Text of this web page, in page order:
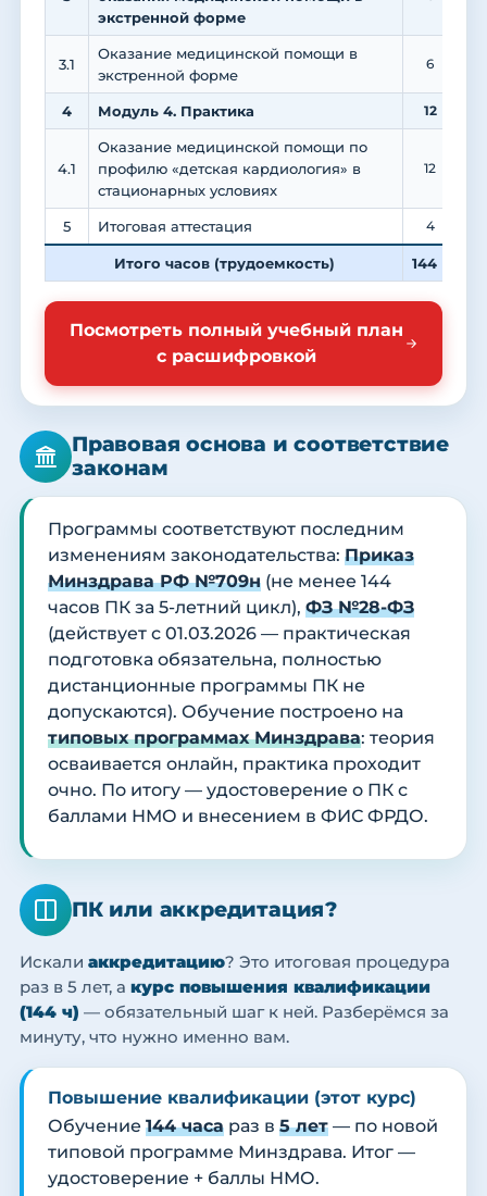
экстренной форме
3.1
Оказание медицинской помощи в
экстренной форме
6
4 Модуль 4. Практика 12
4.1
Оказание медицинской помощи по
профилю «детская кардиология» в
стационарных условиях
12
5 Итоговая аттестация 4
Итого часов (трудоемкость) 144
Посмотреть полный учебный план
с расшифровкой
Правовая основа и соответствие
законам
Программы соответствуют последним
изменениям законодательства: Приказ
Минздрава РФ №709н (не менее 144
часов ПК за 5-летний цикл), ФЗ №28-ФЗ
(действует с 01.03.2026 — практическая
подготовка обязательна, полностью
дистанционные программы ПК не
допускаются). Обучение построено на
типовых программах Минздрава: теория
осваивается онлайн, практика проходит
очно. По итогу — удостоверение о ПК с
баллами НМО и внесением в ФИС ФРДО.
ПК или аккредитация?
Искали аккредитацию? Это итоговая процедура
раз в 5 лет, а курс повышения квалификации
(144 ч) — обязательный шаг к ней. Разберёмся за
минуту, что нужно именно вам.
Повышение квалификации (этот курс)
Обучение 144 часа раз в 5 лет — по новой
типовой программе Минздрава. Итог —
удостоверение + баллы НМО.